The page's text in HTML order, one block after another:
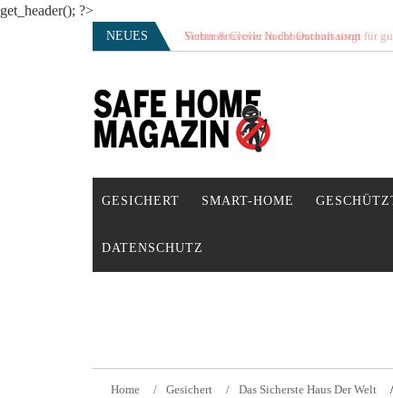
get_header(); ?>
NEUES Vertrauensvolle Nachbarschaft sorgt für
SAFE HOME Magazin
Sicherlich sicher ich
GESICHERT SMART-HOME
DATENSCHUTZ
Home Gesichert Das Sicherste Haus Der Welt